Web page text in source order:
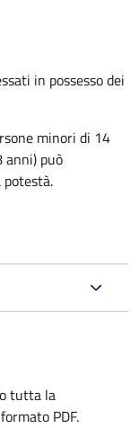
in possesso dei
minori di 14
anni) può
tutta la
PDF.